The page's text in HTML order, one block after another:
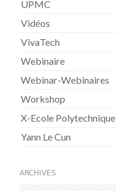
UPMC
Vidéos
VivaTech
Webinaire
Webinar-Webinaires
Workshop
X-Ecole Polytechnique
Yann Le Cun
ARCHIVES